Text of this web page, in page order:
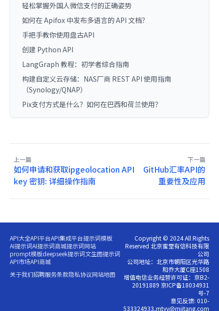
轻松掌握外国人微信支付的正确姿势
如何在 Apifox 中发布多语言的 API 文档？
手把手教你使用盘古API
创建 Python API
LangGraph 教程：初学者综合指南
构建自定义云存储：NAS厂商 REST API 使用指南
（Synology/QNAP）
Pix支付方式是什么？如何在巴西和荷兰使用？
上一篇
如何申请和获取ipgeolocation API
key 密钥: 详细操作指南
下一篇
GitHub汇率API的
重要性及应用
API大全API平台API集成平台提示词模板
AI提示词AI提示词商城提示词网站
prompt模板deepseek提示词文生图提示词
API市场API商城
关于我们招聘服务条款隐私协议网站地图
Copyright © 2024 All Rights
Reserved 北京蜜堂有信科技有限
公司
公司地址：北京市朝阳区光华路
和乔大厦C座1508
增值电信业务经营许可证：京B2-
20191889 京ICP备18034931
号-7
意见反馈: 010-
533324933,mtyy@miitang.com